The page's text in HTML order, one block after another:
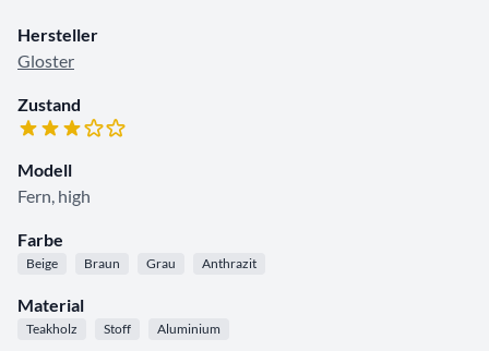
Hersteller
Gloster
Zustand
Modell
Fern, high
Farbe
Beige Braun Grau Anthrazit
Material
Teakholz Stoff Aluminium